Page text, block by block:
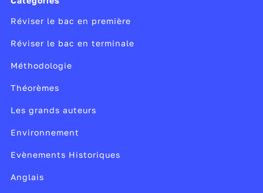
Réviser le bac en première
Réviser le bac en terminale
Méthodologie
Théorèmes
Les grands auteurs
Environnement
Evènements Historiques
Anglais